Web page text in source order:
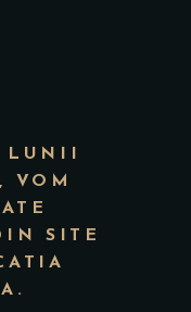
LUNII
VOM
SITE